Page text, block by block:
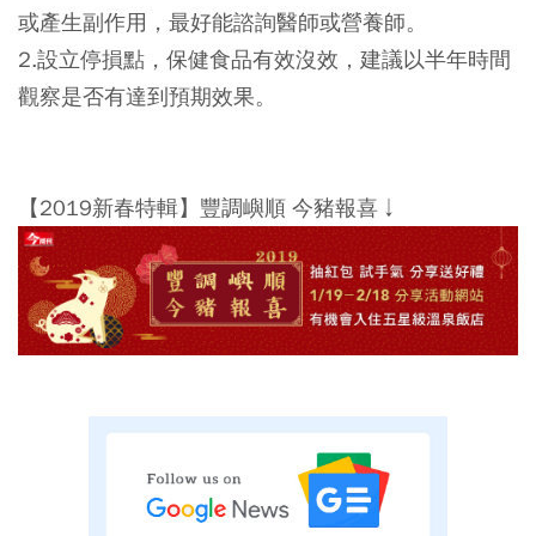
或產生副作用，最好能諮詢醫師或營養師。
2.設立停損點，保健食品有效沒效，建議以半年時間
觀察是否有達到預期效果。
【2019新春特輯】豐調嶼順 今豬報喜↓